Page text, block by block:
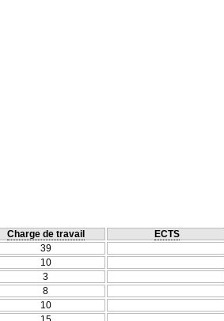
Charge de travail ECTS
39
10
3
8
10